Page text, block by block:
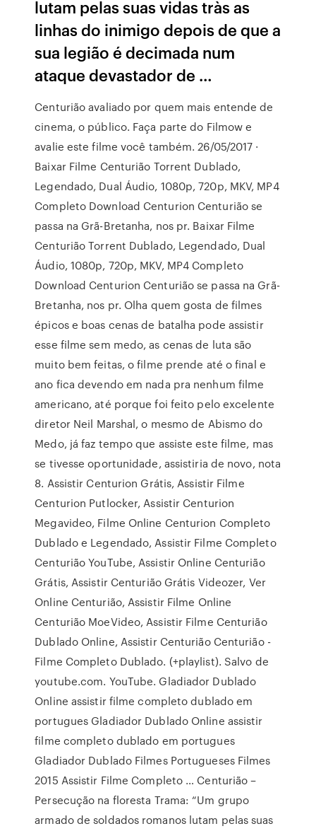
lutam pelas suas vidas tràs as
linhas do inimigo depois de que a
sua legião é decimada num
ataque devastador de …
Centurião avaliado por quem mais entende de
cinema, o público. Faça parte do Filmow e
avalie este filme você também. 26/05/2017 ·
Baixar Filme Centurião Torrent Dublado,
Legendado, Dual Áudio, 1080p, 720p, MKV, MP4
Completo Download Centurion Centurião se
passa na Grã-Bretanha, nos pr. Baixar Filme
Centurião Torrent Dublado, Legendado, Dual
Áudio, 1080p, 720p, MKV, MP4 Completo
Download Centurion Centurião se passa na Grã-
Bretanha, nos pr. Olha quem gosta de filmes
épicos e boas cenas de batalha pode assistir
esse filme sem medo, as cenas de luta são
muito bem feitas, o filme prende até o final e
ano fica devendo em nada pra nenhum filme
americano, até porque foi feito pelo excelente
diretor Neil Marshal, o mesmo de Abismo do
Medo, já faz tempo que assiste este filme, mas
se tivesse oportunidade, assistiria de novo, nota
8. Assistir Centurion Grátis, Assistir Filme
Centurion Putlocker, Assistir Centurion
Megavideo, Filme Online Centurion Completo
Dublado e Legendado, Assistir Filme Completo
Centurião YouTube, Assistir Online Centurião
Grátis, Assistir Centurião Grátis Videozer, Ver
Online Centurião, Assistir Filme Online
Centurião MoeVideo, Assistir Filme Centurião
Dublado Online, Assistir Centurião Centurião -
Filme Completo Dublado. (+playlist). Salvo de
youtube.com. YouTube. Gladiador Dublado
Online assistir filme completo dublado em
portugues Gladiador Dublado Online assistir
filme completo dublado em portugues
Gladiador Dublado Filmes Portugueses Filmes
2015 Assistir Filme Completo … Centurião –
Persecução na floresta Trama: “Um grupo
armado de soldados romanos lutam pelas suas